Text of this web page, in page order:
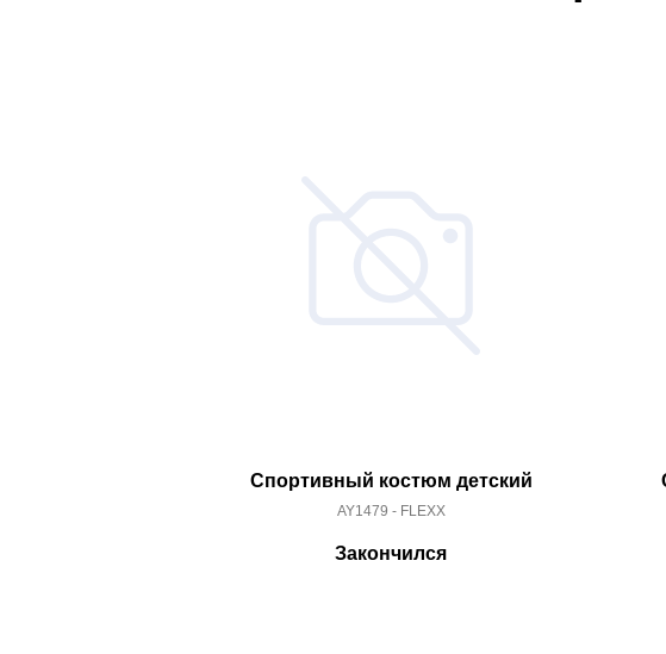
Спортивный костюм детский
AY1479 - FLEXX
Закончился